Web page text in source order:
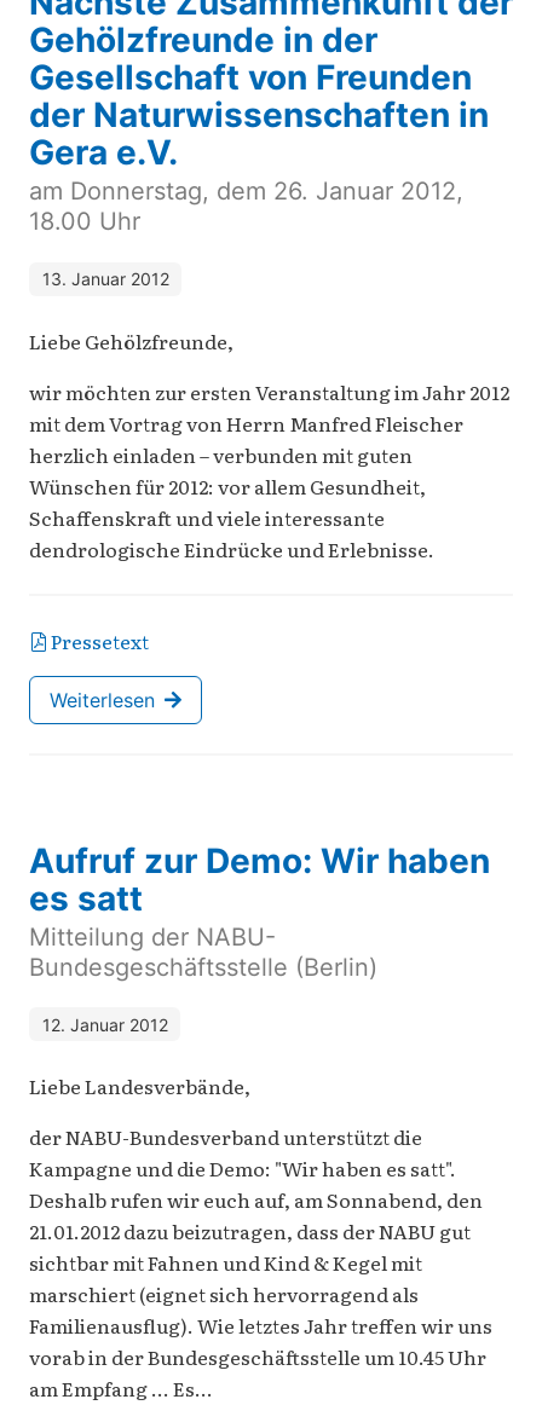
Gehölzfreunde in der
Gesellschaft von Freunden
der Naturwissenschaften in
Gera e.V.
am Donnerstag, dem 26. Januar 2012,
18.00 Uhr
13. Januar 2012
Liebe Gehölzfreunde,
wir möchten zur ersten Veranstaltung im Jahr 2012
mit dem Vortrag von Herrn Manfred Fleischer
herzlich einladen – verbunden mit guten
Wünschen für 2012: vor allem Gesundheit,
Schaffenskraft und viele interessante
dendrologische Eindrücke und Erlebnisse.
Pressetext
Weiterlesen
Aufruf zur Demo: Wir haben
es satt
Mitteilung der NABU-
Bundesgeschäftsstelle (Berlin)
12. Januar 2012
Liebe Landesverbände,
der NABU-Bundesverband unterstützt die
Kampagne und die Demo: "Wir haben es satt".
Deshalb rufen wir euch auf, am Sonnabend, den
21.01.2012 dazu beizutragen, dass der NABU gut
sichtbar mit Fahnen und Kind & Kegel mit
marschiert (eignet sich hervorragend als
Familienausflug). Wie letztes Jahr treffen wir uns
vorab in der Bundesgeschäftsstelle um 10.45 Uhr
am Empfang ... Es…